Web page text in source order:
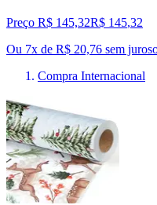
Preço R$ 145,32R$ 145,32
Ou 7x de R$ 20,76 sem juros
Compra Internacional